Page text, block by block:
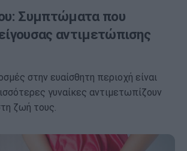
Συμπτώματα που
αντιμετώπισης
στην ευαίσθητη περιοχή είναι
γυναίκες αντιμετωπίζουν
ζωή τους.